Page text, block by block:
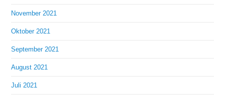
November 2021
Oktober 2021
September 2021
August 2021
Juli 2021